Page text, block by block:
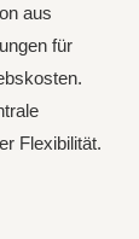
aus
für
Flexibilität.